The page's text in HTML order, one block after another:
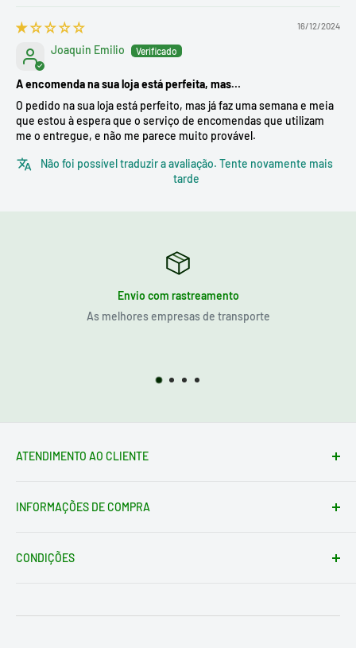
16/12/2024
Joaquin Emilio
A encomenda na sua loja está perfeita, mas…
O pedido na sua loja está perfeito, mas já faz uma semana e meia
que estou à espera que o serviço de encomendas que utilizam
me o entregue, e não me parece muito provável.
Não foi possível traduzir a avaliação. Tente novamente mais
tarde
Envio com rastreamento
As melhores empresas de transporte
ATENDIMENTO AO CLIENTE
loja@electrotodo.pt
Quem somos
INFORMAÇÕES DE COMPRA
Condições de Devolução
CONDIÇÕES